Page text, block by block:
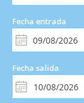
Fecha entrada
Fecha salida